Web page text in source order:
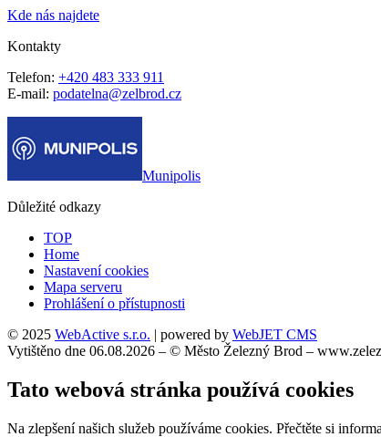
Kde nás najdete
Kontakty
Telefon: +420 483 333 911
E-mail: podatelna@zelbrod.cz
Munipolis
Důležité odkazy
TOP
Home
Nastavení cookies
Mapa serveru
Prohlášení o přístupnosti
© 2025 WebActive s.r.o. | powered by WebJET CMS
Vytištěno dne 06.08.2026 – © Město Železný Brod –
Tato webová stránka používá cookies
Na zlepšení našich služeb používáme cookies. Přečtěte si